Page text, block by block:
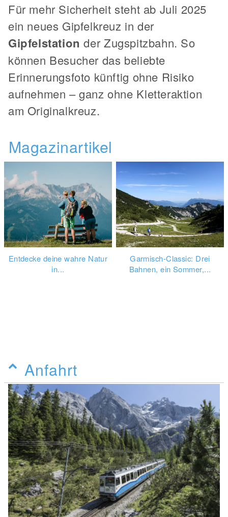
Für mehr Sicherheit steht ab Juli 2025
ein neues Gipfelkreuz in der
Gipfelstation der Zugspitzbahn. So
können Besucher das beliebte
Erinnerungsfoto künftig ohne Risiko
aufnehmen – ganz ohne Kletteraktion
am Originalkreuz.
Magazinartikel
Entdecke deine wahre Natur
in...
Garmisch-Classic: Drei
Bahnen, ein Sommer,...
Anfahrt